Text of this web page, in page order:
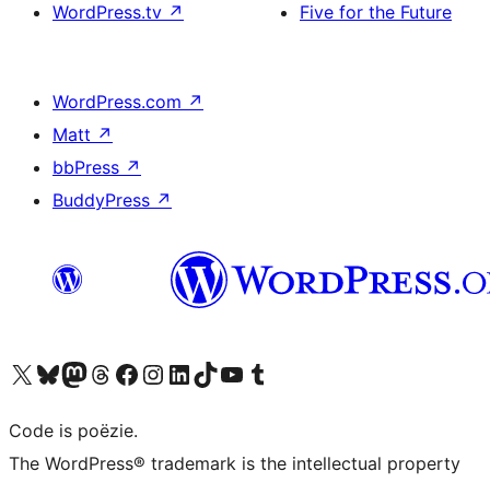
WordPress.tv ↗
Five for the Future
WordPress.com ↗
Matt ↗
bbPress ↗
BuddyPress ↗
Bezoek ons X (voorheen Twitter) account
Bezoek ons Bluesky account
Bezoek ons Mastodon account
Bezoek ons Threads account
Onze Facebook pagina bezoeken
Bezoek ons Instagram account
Bezoek ons LinkedIn account
Bezoek ons TikTok account
Bezoek ons YouTube kanaalBezoek ons Tumblr account
Code is poëzie.
The WordPress® trademark is the intellectual property